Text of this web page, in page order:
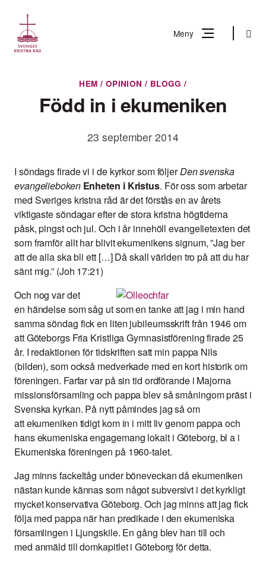
innehåll
Meny Sök
HEM / OPINION / BLOGG /
Född in i ekumeniken
23 september 2014
I söndags firade vi i de kyrkor som följerDen svenska
evangelieboken Enheten i Kristus. För oss som arbetar
med Sveriges kristna råd är det förstås en av årets
viktigaste söndagar efter de stora kristna högtiderna
påsk, pingst och jul. Och i år innehöll evangelietexten det
som framför allt har blivit ekumenikens signum, ”Jag ber
att de alla ska bli ett […] Då skall världen tro på att du har
sänt mig.” (Joh 17:21)
Och nog var det
en händelse som såg ut som en tanke att jag i min hand
samma söndag fick en liten jubileumsskrift från 1946 om
att Göteborgs Fria Kristliga Gymnasistförening firade 25
år. I redaktionen för tidskriften satt min pappa Nils
(bilden), som också medverkade med en kort historik om
föreningen. Farfar var på sin tid ordförande i Majorna
missionsförsamling och pappa blev så småningom präst i
Svenska kyrkan. På nytt påmindes jag så om
att ekumeniken tidigt kom in i mitt liv genom pappa och
hans ekumeniska engagemang lokalt i Göteborg, bl a i
Ekumeniska föreningen på 1960-talet.
Jag minns fackeltåg under böneveckan då ekumeniken
nästan kunde kännas som något subversivt i det kyrkligt
mycket konservativa Göteborg. Och jag minns att jag fick
följa med pappa när han predikade i den ekumeniska
församlingen i Ljungskile. En gång blev han till och
med anmäld till domkapitlet i Göteborg för detta.